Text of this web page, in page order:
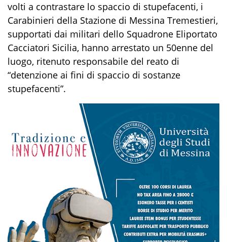
volti a contrastare lo spaccio di stupefacenti, i
Carabinieri della Stazione di Messina Tremestieri,
supportati dai militari dello Squadrone Eliportato
Cacciatori Sicilia, hanno arrestato un 50enne del
luogo, ritenuto responsabile del reato di
“detenzione ai fini di spaccio di sostanze
stupefacenti”.